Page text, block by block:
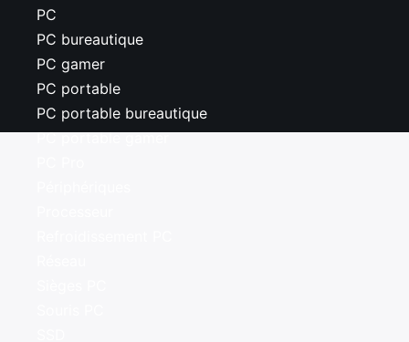
PC
PC bureautique
PC gamer
PC portable
PC portable bureautique
PC portable gamer